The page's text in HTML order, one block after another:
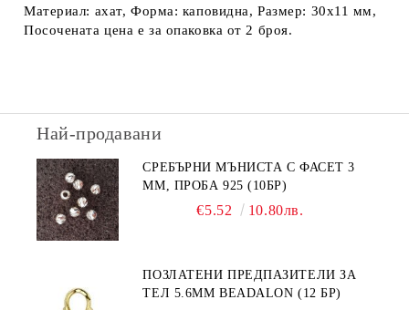
Материал: ахат, Форма: каповидна, Размер: 30х11 мм,
Посочената цена е за опаковка от 2 броя.
Най-продавани
СРЕБЪРНИ МЪНИСТА С ФАСЕТ 3
ММ, ПРОБА 925 (10БР)
€5.52 10.80лв.
ПОЗЛАТЕНИ ПРЕДПАЗИТЕЛИ ЗА
ТЕЛ 5.6ММ BEADALON (12 БР)